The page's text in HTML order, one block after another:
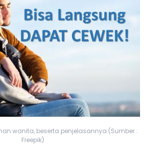
wanita, beserta penjelasannya (Sumber :
Freepik)